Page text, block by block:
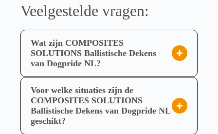
Veelgestelde vragen:
Wat zijn COMPOSITES
SOLUTIONS Ballistische Dekens
van Dogpride NL?
De COMPOSITES SOLUTIONS Ballistische
Dekens die Dogpride NL aanbiedt, zijn speciaal
ontwikkeld voor professionele bescherming in
situaties waar tijdelijke, flexibele en betrouwbare
veiligheid cruciaal is. Deze dekens dienen ter
Voor welke situaties zijn de
COMPOSITES SOLUTIONS
Ballistische Dekens van Dogpride NL
geschikt?
De COMPOSITES SOLUTIONS Ballistische